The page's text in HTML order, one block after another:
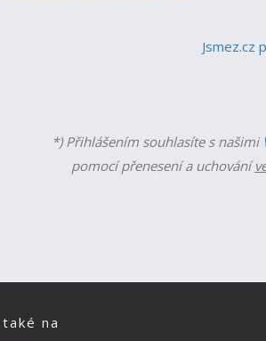
Jsmez.cz
*) Přihlášením souhlasíte s našimi
pomocí přenesení a uchování
na